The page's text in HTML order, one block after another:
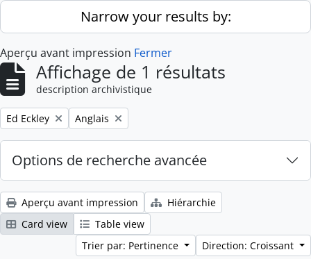
Skip to main contentNarrow your results by:
Aperçu avant impression Fermer
Affichage de 1 résultats
description archivistique
Remove filter:
Ed Eckley Remove filter:
Anglais
Options de recherche avancée
Aperçu avant impression
Hiérarchie
Card view
Table view
Trier par: Pertinence
Direction: Croissant